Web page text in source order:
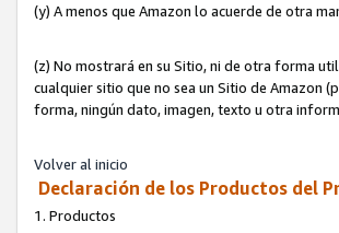
(y) A menos que Amazon lo acuerde de otra
(z) No mostrará en su Sitio, ni de otra forma
cualquier sitio que no sea un Sitio de Amazon
forma, ningún dato, imagen, texto u otra
Volver al inicio
Declaración de los Productos del
1. Productos